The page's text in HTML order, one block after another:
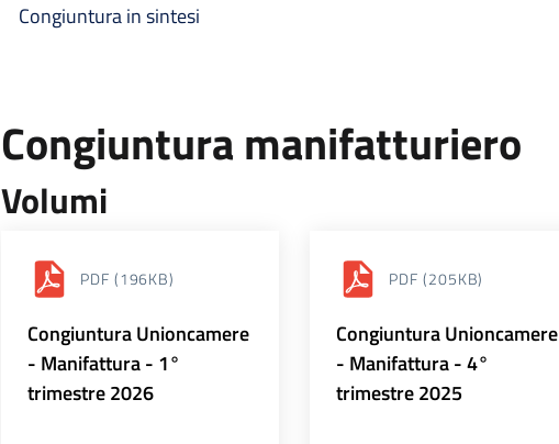
Congiuntura in sintesi
Congiuntura manifatturiero
Volumi
PDF (196KB)
Congiuntura Unioncamere
- Manifattura - 1°
trimestre 2026
PDF (205KB)
Congiuntura Unioncamere
- Manifattura - 4°
trimestre 2025